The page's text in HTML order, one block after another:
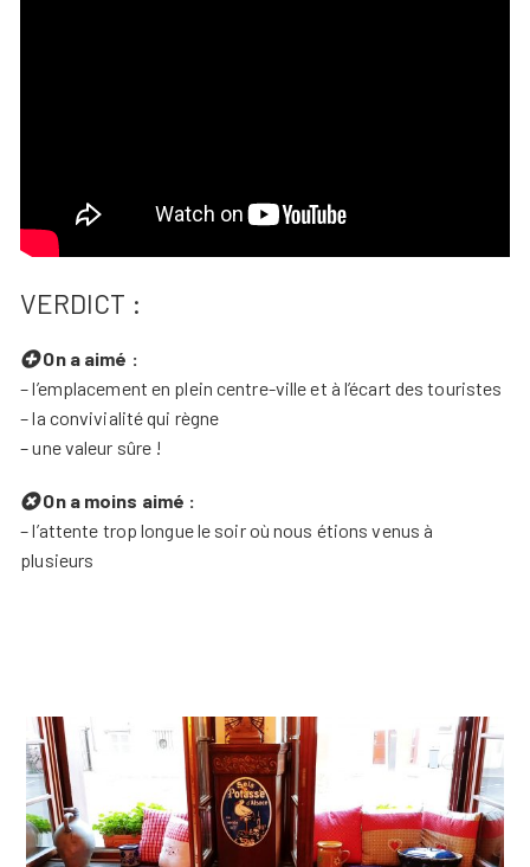
VERDICT :
On a aimé :
– l’emplacement en plein centre-ville et à l’écart des touristes
– la convivialité qui règne
– une valeur sûre !
On a moins aimé :
– l’attente trop longue le soir où nous étions venus à
plusieurs